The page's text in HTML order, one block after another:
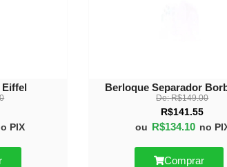
Eiffel
PIX
Berloque Separador
De:R$149.00
R$141.55
ou R$134.10 no
Comprar